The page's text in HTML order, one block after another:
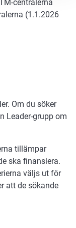
centralerna
(1.1.2026
Om du söker
Leader-grupp om
tillämpar
ska finansiera.
väljs ut för
att de sökande